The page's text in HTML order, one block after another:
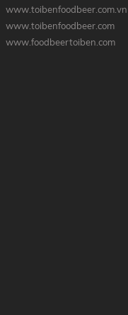
www.toibenfoodbeer.com.vn
www.toibenfoodbeer.com
www.foodbeertoiben.com